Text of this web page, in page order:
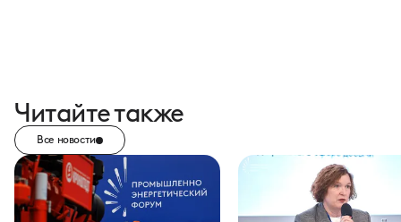
Читайте также
Все новости